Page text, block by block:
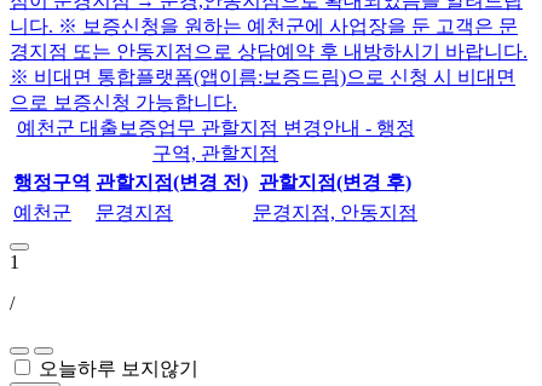
예천군 대출보증업무 관할지점 변경안내 - 행정
구역, 관할지점
행정구역 관할지점(변경 전) 관할지점(변경 후)
예천군
문경지점 문경지점, 안동지점
1
/
오늘하루 보지않기